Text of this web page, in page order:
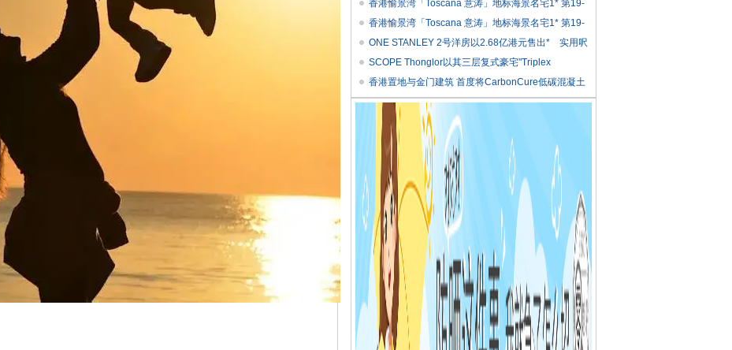
香港愉景湾「Toscana 意涛」地标海景名宅1* 第19-
香港愉景湾「Toscana 意涛」地标海景名宅1* 第19-
ONE STANLEY 2号洋房以2.68亿港元售出* 实用呎
价 SCOPE Thonglor以其三层复式豪宅"Triplex
Residen
香港置地与金门建筑 首度将CarbonCure低碳混凝土